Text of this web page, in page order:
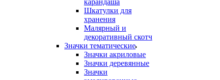
карандаша
Шкатулки для
хранения
Малярный и
декоративный скотч
Значки тематические
Значки акриловые
Значки деревянные
Значки